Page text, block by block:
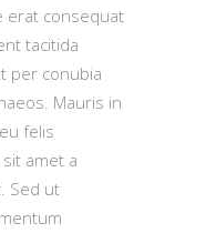
erat consequat
tacitida
per conubia
Mauris in
felis
amet a
Sed ut